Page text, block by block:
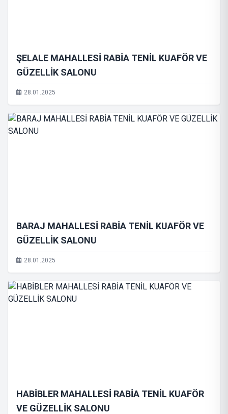
ŞELALE MAHALLESİ RABİA TENİL KUAFÖR VE
GÜZELLİK SALONU
28.01.2025
BARAJ MAHALLESİ RABİA TENİL KUAFÖR VE
GÜZELLİK SALONU
28.01.2025
HABİBLER MAHALLESİ RABİA TENİL KUAFÖR
VE GÜZELLİK SALONU